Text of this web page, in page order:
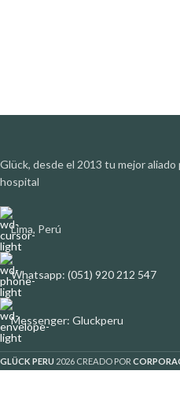
Glück, desde el 2013 tu mejor aliado
hospital
Lima, Perú
Whatsapp: (051) 920 212 547
Messenger: Gluckperu
GLÜCK PERU 2026 CREADO POR